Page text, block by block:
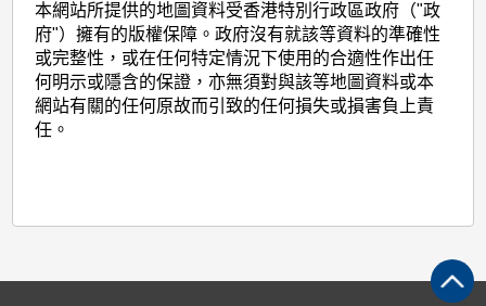
本網站所提供的地圖資料受香港特別行政區政府（"政
府"）擁有的版權保障。政府沒有就該等資料的準確性
或完整性，或在任何特定情況下使用的合適性作出任
何明示或隱含的保證，亦無須對與該等地圖資料或本
網站有關的任何原故而引致的任何損失或損害負上責
任。